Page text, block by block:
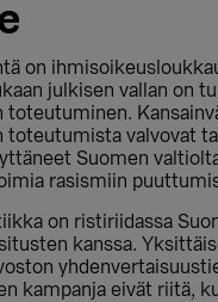
on
julkisen vallan on
toteutuminen.
toteutumista valvovat
Suomen
rasismiin
on ristiriidassa
kanssa.
kampanja eivät riitä,